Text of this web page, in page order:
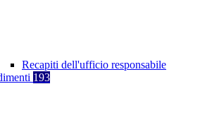
Recapiti dell'ufficio responsabile
193